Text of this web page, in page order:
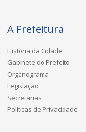
A Prefeitura
História da Cidade
Gabinete do Prefeito
Organograma
Legislação
Secretarias
Políticas de Privacidade